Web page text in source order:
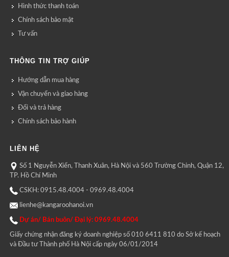
Hình thức thanh toán
Chính sách bảo mật
Tư vấn
THÔNG TIN TRỢ GIÚP
Hướng dẫn mua hàng
Vận chuyển và giao hàng
Đổi và trả hàng
Chính sách bảo hành
LIÊN HỆ
Số 1 Nguyễn Xiển, Thanh Xuân, Hà Nội và 560 Trường Chinh, Quận 12,
TP. Hồ Chí Minh
CSKH: 0915.48.4004 - 0969.48.4004
lienhe@kangaroohanoi.vn
Dự án/ Bán buôn/ Đại lý: 0969.48.4004
Giấy chứng nhận đăng ký doanh nghiệp số 010 6411 810 do Sở kế hoạch
và Đầu tư Thành phố Hà Nội cấp ngày 06/01/2014